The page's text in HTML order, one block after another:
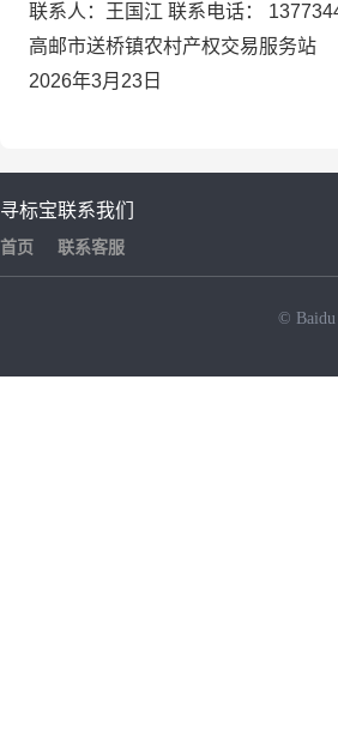
联系人：王国江 联系电话：
高邮市送桥镇农村产权交易服务站
2026年3月23日
寻标宝
首页
联系我们
联系客服
© Baidu